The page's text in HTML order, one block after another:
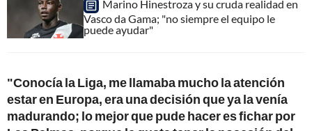
Marino Hinestroza y su cruda realidad en
Vasco da Gama; "no siempre el equipo le
puede ayudar"
"Conocía la Liga, me llamaba mucho la atención
estar en Europa, era una decisión que ya la venía
madurando; lo mejor que pude hacer es fichar por